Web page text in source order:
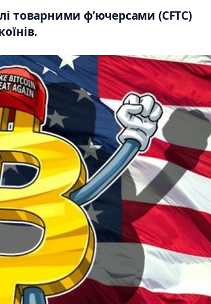
товарними ф’ючерсами (CFTC)